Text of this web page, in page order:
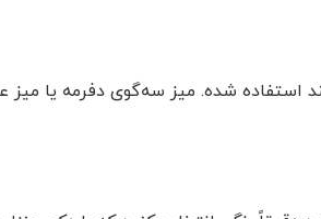
استفاده شده. میز سه‌گوی دفرمه یا